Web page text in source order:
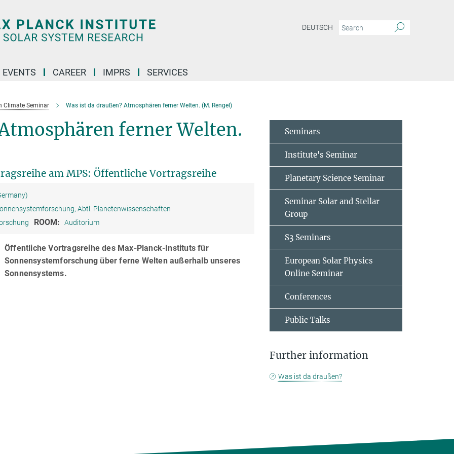
DEUTSCH
CAREER IMPRS SERVICES
Climate Seminar Was ist da draußen? Atmosphären ferner Welten. (M. Rengel)
ferner Welten.
am MPS: Öffentliche Vortragsreihe
Abtl. Planetenwissenschaften
ROOM: Auditorium
Öffentliche Vortragsreihe des Max-Planck-Instituts für
Sonnensystemforschung über ferne Welten außerhalb unseres
Sonnensystems.
Seminars
Institute's Seminar
Planetary Science Seminar
Seminar Solar and Stellar
Group
S3 Seminars
European Solar Physics
Online Seminar
Conferences
Public Talks
Further information
Was ist da draußen?